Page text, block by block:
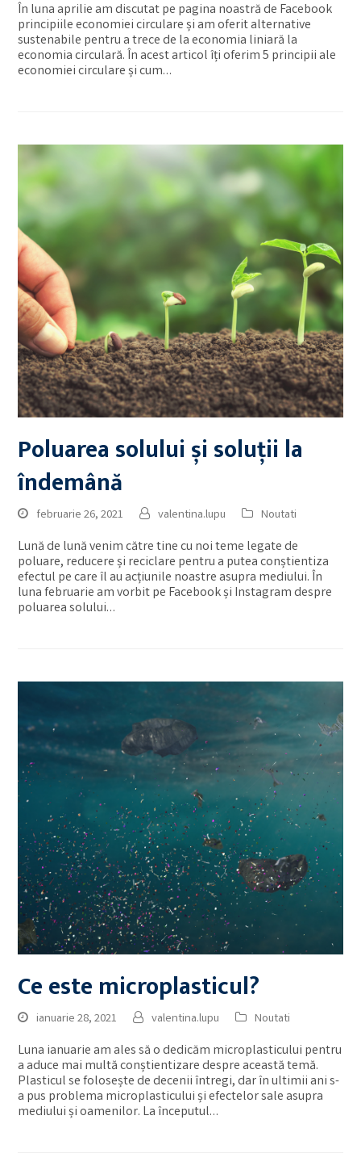
În luna aprilie am discutat pe pagina noastră de Facebook
principiile economiei circulare și am oferit alternative
sustenabile pentru a trece de la economia liniară la
economia circulară. În acest articol îți oferim 5 principii ale
economiei circulare și cum…
Poluarea solului și soluții la
îndemână
februarie 26, 2021 valentina.lupu Noutati
Lună de lună venim către tine cu noi teme legate de
poluare, reducere și reciclare pentru a putea conștientiza
efectul pe care îl au acțiunile noastre asupra mediului. În
luna februarie am vorbit pe Facebook și Instagram despre
poluarea solului…
Ce este microplasticul?
ianuarie 28, 2021 valentina.lupu Noutati
Luna ianuarie am ales să o dedicăm microplasticului pentru
a aduce mai multă conștientizare despre această temă.
Plasticul se folosește de decenii întregi, dar în ultimii ani s-
a pus problema microplasticului și efectelor sale asupra
mediului și oamenilor. La începutul…